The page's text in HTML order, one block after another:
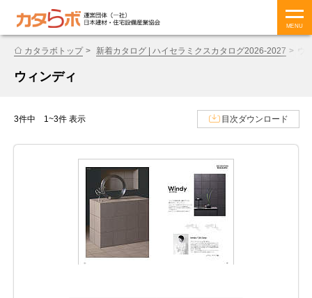
MENU
カタラボトップ 新着カタログ | ハイセラミクスカタログ2026-2027 ウ
ウィンディ
3件中 1~3件 表示 目次ダウンロード